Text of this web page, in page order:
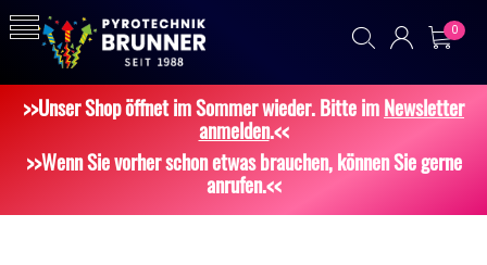
0
>>Unser Shop öffnet im Sommer wieder. Bitte imNewsletter
anmelden.<<
>>Wenn Sie vorher schon etwas brauchen, können Sie gerne
anrufen.<<